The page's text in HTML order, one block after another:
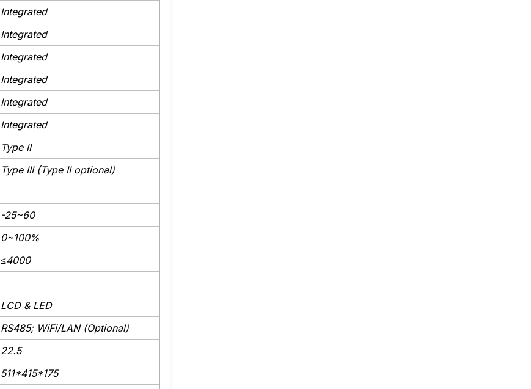
Integrated
Integrated
Integrated
Integrated
Integrated
Integrated
Type II
Type III (Type II optional)
-25~60
0~100%
≤4000
LCD & LED
RS485; WiFi/LAN (Optional)
22.5
511*415*175